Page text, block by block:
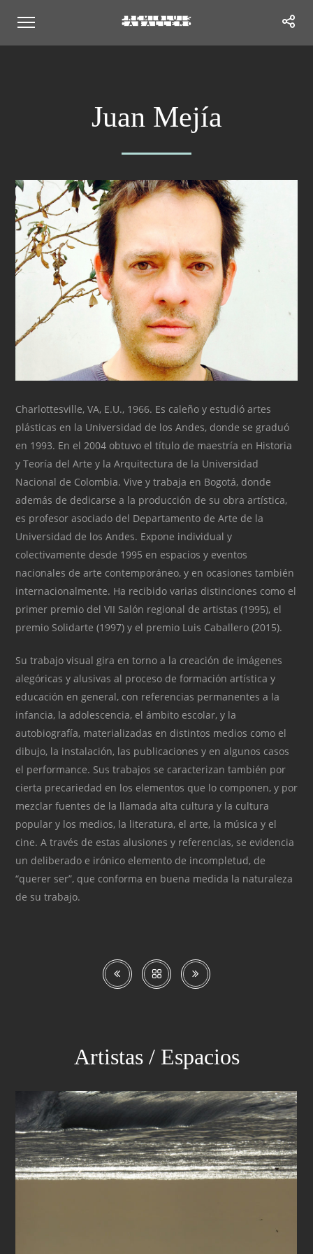
Juan Mejía
Charlottesville, VA, E.U., 1966. Es caleño y estudió artes
plásticas en la Universidad de los Andes, donde se graduó
en 1993. En el 2004 obtuvo el título de maestría en Historia
y Teoría del Arte y la Arquitectura de la Universidad
Nacional de Colombia. Vive y trabaja en Bogotá, donde
además de dedicarse a la producción de su obra artística,
es profesor asociado del Departamento de Arte de la
Universidad de los Andes. Expone individual y
colectivamente desde 1995 en espacios y eventos
nacionales de arte contemporáneo, y en ocasiones también
internacionalmente. Ha recibido varias distinciones como el
primer premio del VII Salón regional de artistas (1995), el
premio Solidarte (1997) y el premio Luis Caballero (2015).
Su trabajo visual gira en torno a la creación de imágenes
alegóricas y alusivas al proceso de formación artística y
educación en general, con referencias permanentes a la
infancia, la adolescencia, el ámbito escolar, y la
autobiografía, materializadas en distintos medios como el
dibujo, la instalación, las publicaciones y en algunos casos
el performance. Sus trabajos se caracterizan también por
cierta precariedad en los elementos que lo componen, y por
mezclar fuentes de la llamada alta cultura y la cultura
popular y los medios, la literatura, el arte, la música y el
cine. A través de estas alusiones y referencias, se evidencia
un deliberado e irónico elemento de incompletud, de
“querer ser”, que conforma en buena medida la naturaleza
de su trabajo.
Artistas / Espacios